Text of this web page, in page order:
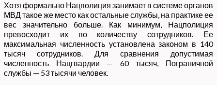
Хотя формально Нацполиция занимает в системе органов
МВД такое же место как остальные службы, на практике ее
вес значительно больше. Как минимум, Нацполиция
превосходит их по количеству сотрудников. Ее
максимальная численность установлена законом в 140
тысяч сотрудников. Для сравнения допустимая
численность Нацгвардии — 60 тысяч, Пограничной
службы — 53 тысячи человек.